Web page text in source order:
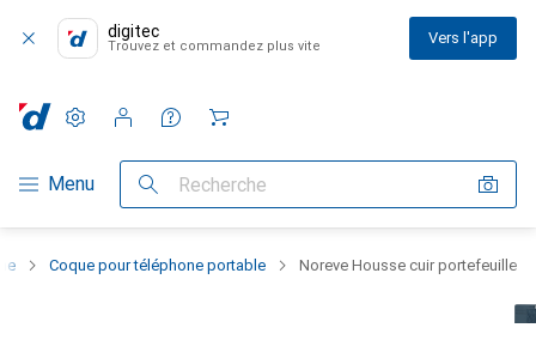
digitec
Trouvez et commandez plus vite Vers l'app
Navigation par catégorie
Menu Recherche
Paramètres
Compte client
Listes de comparaison
Listes d'envies
Panier
Coque pour téléphone portable Noreve Housse cuir portefeuille